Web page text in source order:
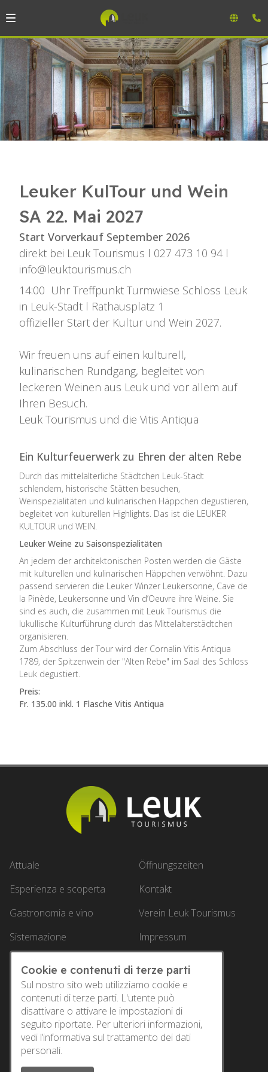
Leuker KulTour und Wein
SA 22. Mai 2027
Start Vorverkauf September 2026
direkt bei Leuk Tourismus l 027 473 10 94 l
info@leuktourismus.ch
14:00 Uhr Treffpunkt Turmwiese Schloss Leuk
in Leuk-Stadt l Rathausplatz 1
offizieller Start der Kultur und Wein 2027.
Wir freuen uns auf einen kulturell,
kulinarischen Rundgang, begleitet von
leckeren Weinen aus Leuk und vor allem auf
Ihren Besuch.
Leuk Tourismus und die Vitis Antiqua
Ein Kulturfeuerwerk zu Ehren der alten Rebe
Durch das mittelalterliche Städtchen Leuk-Stadt
schlendern, historische Stätten besuchen,
Weinspezialitäten und kulinarischen Häppchen degustieren,
begleitet von kulturellen Highlights. Das ist die LEUKER
KULTOUR und WEIN.
Leuker Weine zu Saisonspezialitäten
An jedem der architektonischen Posten werden die Gäste
mit kulturellen und kulinarischen Häppchen verwöhnt. Dazu
passend servieren die Leuker Winzer Leukersonne, Cave de
la Pinède, Leukersonne und Vin d’Oeuvre ihre Weine. Sie
sind es auch, die zusammen mit Leuk Tourismus die
lukullische Kulturführung durch das Mittelalterstädtchen
organisieren.
Zum Abschluss der Tour wird der Cornalin Vitis Antiqua
1789, der Spitzenwein der "Alten Rebe" im Saal des Schloss
Leuk degustiert.
Preis:
Fr. 135.00 inkl. 1 Flasche Vitis Antiqua
Attuale
Esperienza e scoperta
Gastronomia e vino
Sistemazione
Service
Öffnungszeiten
Kontakt
Verein Leuk Tourismus
Impressum
Leuk Tourismus
Bahnhofstrasse 6
3952 Susten
E-Mail:info@leuktourismus.ch
Cookie e contenuti di terze parti
Sul nostro sito web utilizziamo cookie e
contenuti di terze parti. L'utente può
disattivare o attivare le impostazioni di
seguito riportate. Per ulteriori informazioni,
vedi l’informativa sul trattamento dei dati
personali.